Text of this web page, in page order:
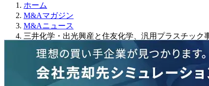
ホーム
M&Aマガジン
M&Aニュース
三井化学・出光興産と住友化学、汎用プラスチック